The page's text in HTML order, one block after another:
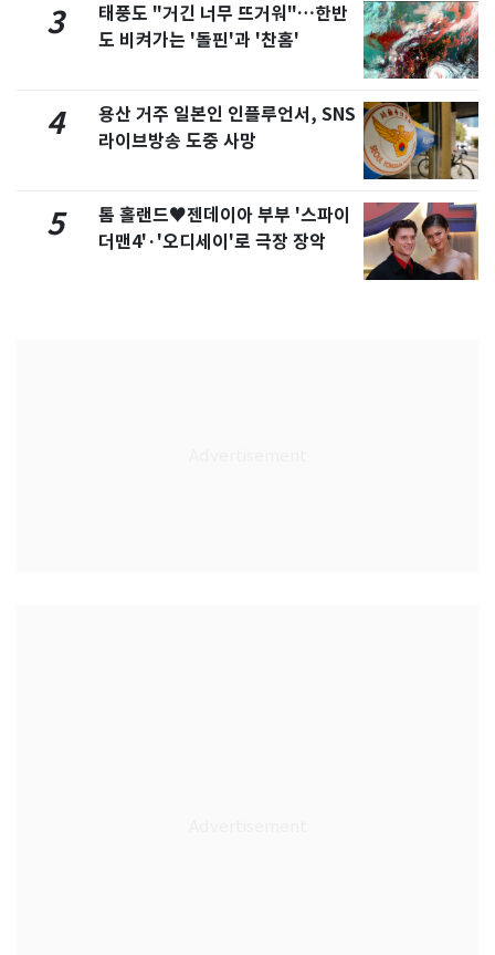
3
태풍도 "거긴 너무 뜨거워"…한반
도 비켜가는 '돌핀'과 '찬홈'
4
용산 거주 일본인 인플루언서, SNS
라이브방송 도중 사망
5
톰 홀랜드♥젠데이아 부부 '스파이
더맨4'·'오디세이'로 극장 장악